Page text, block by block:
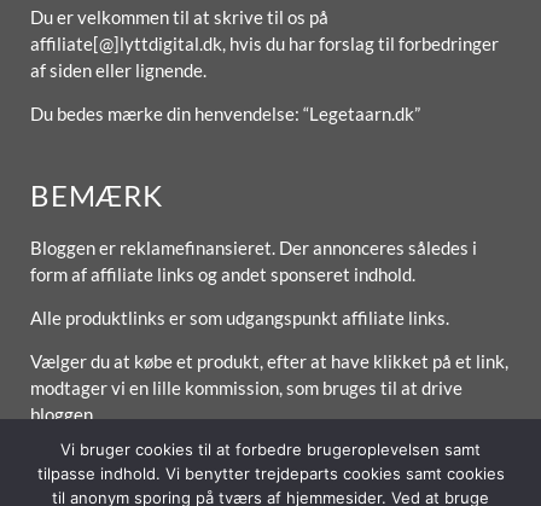
Du er velkommen til at skrive til os på
affiliate[@]lyttdigital.dk, hvis du har forslag til forbedringer
af siden eller lignende.
Du bedes mærke din henvendelse: “Legetaarn.dk”
BEMÆRK
Bloggen er reklamefinansieret. Der annonceres således i
form af affiliate links og andet sponseret indhold.
Alle produktlinks er som udgangspunkt affiliate links.
Vælger du at købe et produkt, efter at have klikket på et link,
modtager vi en lille kommission, som bruges til at drive
bloggen.
Vi bruger cookies til at forbedre brugeroplevelsen samt
tilpasse indhold. Vi benytter trejdeparts cookies samt cookies
til anonym sporing på tværs af hjemmesider. Ved at bruge